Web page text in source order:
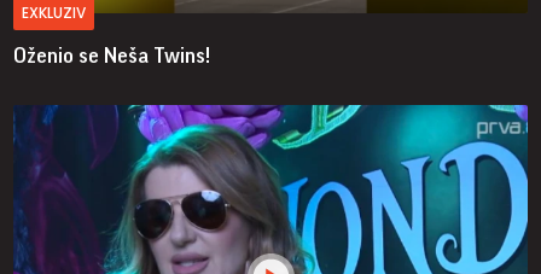
EXKLUZIV
Oženio se Neša Twins!